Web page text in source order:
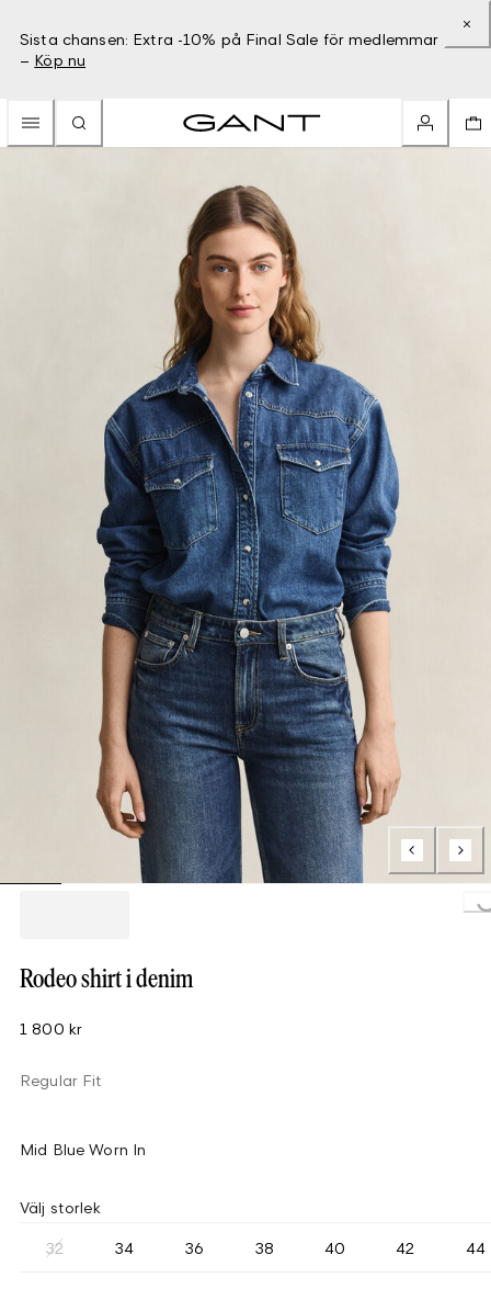
Sista chansen: Extra -10% på Final Sale för medlemmar
– Köp nu
Loading...
Rodeo shirt i denim
1 800 kr
Regular Fit
Mid Blue Worn In
Välj storlek
32 34 36 38 40 42 44